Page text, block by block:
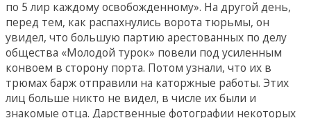
по 5 лир каждому освобожденному». На другой день,
перед тем, как распахнулись ворота тюрьмы, он
увидел, что большую партию арестованных по делу
общества «Молодой турок» повели под усиленным
конвоем в сторону порта. Потом узнали, что их в
трюмах барж отправили на каторжные работы. Этих
лиц больше никто не видел, в числе их были и
знакомые отца. Дарственные фотографии некоторых